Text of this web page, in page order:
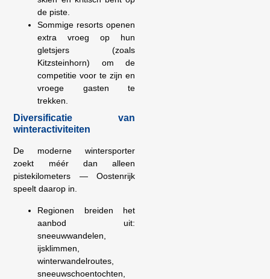
de piste.
Sommige resorts openen
extra vroeg op hun
gletsjers (zoals
Kitzsteinhorn) om de
competitie voor te zijn en
vroege gasten te
trekken.
Diversificatie van
winteractiviteiten
De moderne wintersporter
zoekt méér dan alleen
pistekilometers — Oostenrijk
speelt daarop in.
Regionen breiden het
aanbod uit:
sneeuwwandelen,
ijsklimmen,
winterwandelroutes,
sneeuwschoentochten,